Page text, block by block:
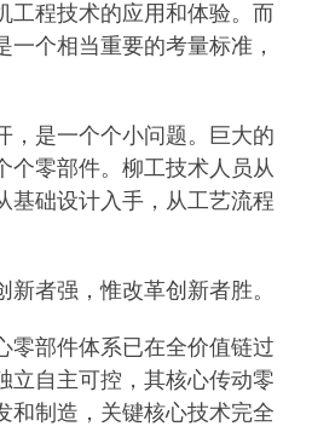
工程技术的应用和体验。而
个相当重要的考量标准，
是一个个小问题。巨大的
个零部件。柳工技术人员从
基础设计入手，从工艺流程
者强，惟改革创新者胜。
部件体系已在全价值链过
立自主可控，其核心传动零
和制造，关键核心技术完全